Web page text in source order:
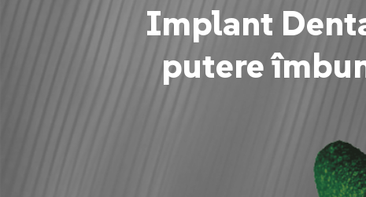
Implant
putere